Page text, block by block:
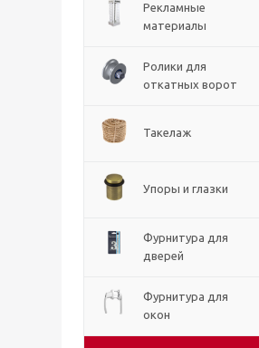
Рекламные
материалы
Ролики для
откатных ворот
Такелаж
Упоры и глазки
Фурнитура для
дверей
Фурнитура для
окон